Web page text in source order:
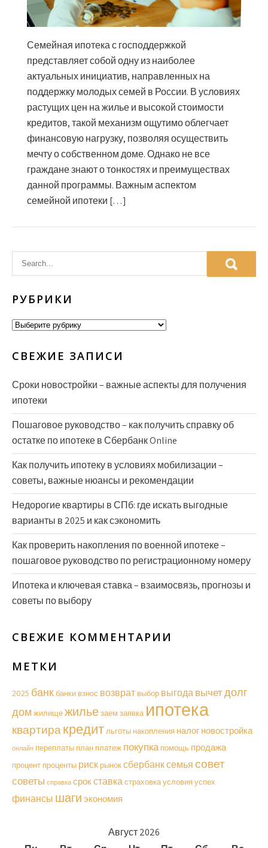
Семейная ипотека с господдержкой
представляет собой одну из наиболее
актуальных инициатив, направленных на
поддержку молодых семей в России. В условиях
растущих цен на жилье и высокой стоимости
кредитов, такой механизм ощутимо облегчает
финансовую нагрузку, позволяя осуществить
мечту о собственном доме. Однако не все
граждане знают о тонкостях и преимуществах
данной программы. Важным аспектом
семейной ипотеки […]
РУБРИКИ
Рубрики
СВЕЖИЕ ЗАПИСИ
Сроки новостройки – важные аспекты для получения
ипотеки
Пошаговое руководство – как получить справку об
остатке по ипотеке в Сбербанк Online
Как получить ипотеку в условиях мобилизации –
советы, важные нюансы и рекомендации
Недорогие квартиры в СПб: где искать выгодные
варианты в 2025 и как сэкономить
Как проверить накопления по военной ипотеке –
пошаговое руководство по регистрационному номеру
Ипотека и ключевая ставка – взаимосвязь, прогнозы и
советы по выбору
СВЕЖИЕ КОММЕНТАРИИ
МЕТКИ
2025 банкбанки взнос возврат выбор выгодавычетдолг
домжилищежильезаем заявка ипотека
квартиракредитльготы накопления налог новостройка
онлайн переплаты план платеж покупка помощь продажа
процент проценты рискрыноксбербанксемьясовет
советы справка срокставкастраховкаусловияуспех
финансы шаги экономия
Август 2026